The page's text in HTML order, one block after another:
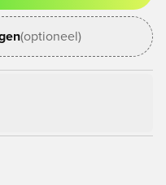
(optioneel)